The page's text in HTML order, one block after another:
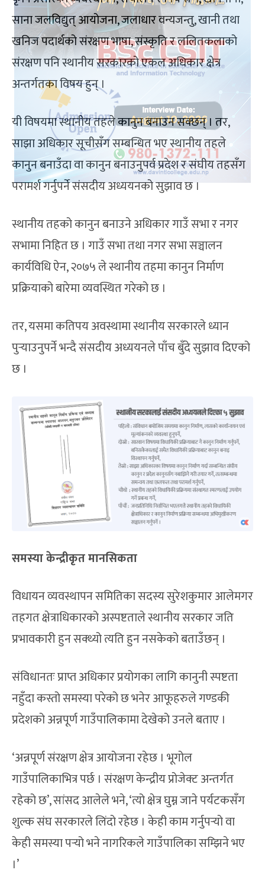
साना जलविद्युत् आयोजना, जलाधार वन्यजन्तु, खानी तथा
खनिज पदार्थको संरक्षण भाषा, संस्कृति र ललितकलाको
संरक्षण पनि स्थानीय सरकारको एकल अधिकार क्षेत्र
अन्तर्गतका विषय हुन् ।
यी विषयमा स्थानीय तहले कानुन बनाउन सक्छन् । तर,
साझा अधिकार सूचीसँग सम्बन्धित भए स्थानीय तहले
कानुन बनाउँदा वा कानुन बनाउनुपर्व प्रदेश र संघीय तहसँग
परामर्श गर्नुपर्ने संसदीय अध्ययनको सुझाव छ ।
स्थानीय तहको कानुन बनाउने अधिकार गाउँ सभा र नगर
सभामा निहित छ । गाउँ सभा तथा नगर सभा सञ्चालन
कार्यविधि ऐन, २०७५ ले स्थानीय तहमा कानुन निर्माण
प्रक्रियाको बारेमा व्यवस्थित गरेको छ ।
तर, यसमा कतिपय अवस्थामा स्थानीय सरकारले ध्यान
पुर्‍याउनुपर्ने भन्दै संसदीय अध्ययनले पाँच बुँदे सुझाव दिएको
छ ।
समस्या केन्द्रीकृत मानसिकता
विधायन व्यवस्थापन समितिका सदस्य सुरेशकुमार आलेमगर
तहगत क्षेत्राधिकारको अस्पष्टताले स्थानीय सरकार जति
प्रभावकारी हुन सक्थ्यो त्यति हुन नसकेको बताउँछन् ।
संविधानतः प्राप्त अधिकार प्रयोगका लागि कानुनी स्पष्टता
नहुँदा कस्तो समस्या परेको छ भनेर आफूहरुले गण्डकी
प्रदेशको अन्नपूर्ण गाउँपालिकामा देखेको उनले बताए ।
‘अन्नपूर्ण संरक्षण क्षेत्र आयोजना रहेछ । भूगोल
गाउँपालिकाभित्र पर्छ । संरक्षण केन्द्रीय प्रोजेक्ट अन्तर्गत
रहेको छ’, सांसद आलेले भने, ‘त्यो क्षेत्र घुम्न जाने पर्यटकसँग
शुल्क संघ सरकारले लिंदो रहेछ । केही काम गर्नुपर्‍यो वा
केही समस्या पर्‍यो भने नागरिकले गाउँपालिका सम्झिने भए
।’